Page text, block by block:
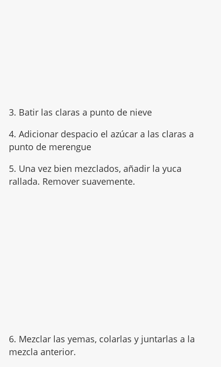
3. Batir las claras a punto de nieve
4. Adicionar despacio el azúcar a las claras a
punto de merengue
5. Una vez bien mezclados, añadir la yuca
rallada. Remover suavemente.
6. Mezclar las yemas, colarlas y juntarlas a la
mezcla anterior.